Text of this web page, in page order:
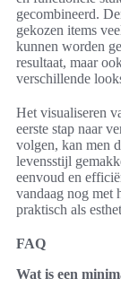
gecombineerd.
gekozen items
kunnen worden
resultaat, maar
verschillende
Het visualiseren
eerste stap naar
volgen, kan men
levensstijl
eenvoud en
vandaag nog met
praktisch als
FAQ
Wat is een